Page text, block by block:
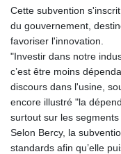
Cette subvention
du gouvernement,
favoriser l'innovation.
"Investir dans notre
c’est être moins
discours dans l'usine,
encore illustré "la
surtout sur les segments
Selon Bercy, la
standards afin qu’elle